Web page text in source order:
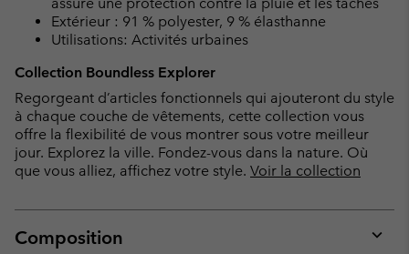
Extérieur : 91 % polyester, 9 % élasthanne
Utilisations: Activités urbaines
Collection Boundless Explorer
Regorgeant d’articles fonctionnels qui ajouteront du style
à chaque couche de vêtements, cette collection vous
offre la flexibilité de vous montrer sous votre meilleur
jour. Explorez la ville. Fondez-vous dans la nature. Où
que vous alliez, affichez votre style. Voir la collection
Composition